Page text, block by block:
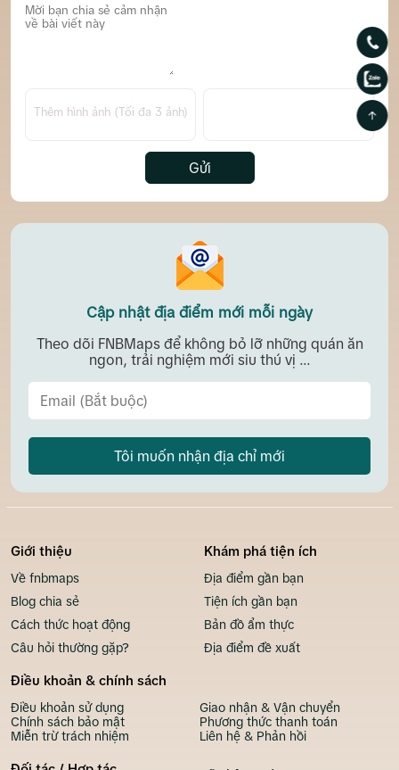
Thêm hình ảnh (Tối đa 3 ảnh)
Gửi
Cập nhật địa điểm mới mỗi ngày
Theo dõi FNBMaps để không bỏ lỡ những quán ăn
ngon, trải nghiệm mới siu thú vị ...
Tôi muốn nhận địa chỉ mới
Giới thiệu
Về fnbmaps
Blog chia sẻ
Cách thức hoạt động
Câu hỏi thường gặp?
Khám phá tiện ích
Địa điểm gần bạn
Tiện ích gần bạn
Bản đồ ẩm thực
Địa điểm đề xuất
Điều khoản & chính sách
Điều khoản sử dụng
Chính sách bảo mật
Miễn trừ trách nhiệm
Giao nhận & Vận chuyển
Phương thức thanh toán
Liên hệ & Phản hồi